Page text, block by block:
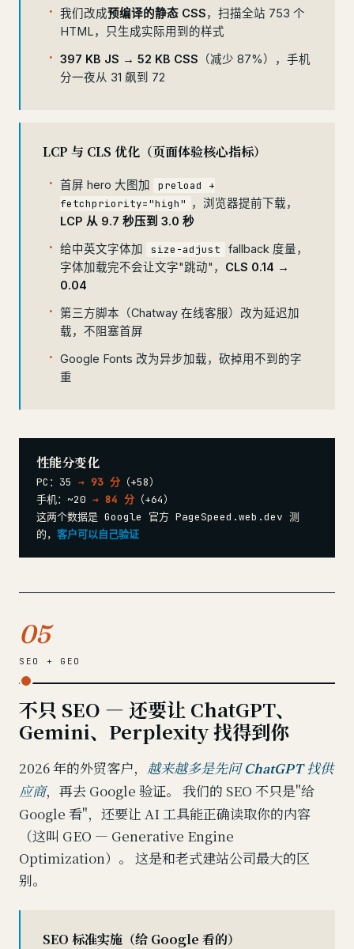
我们改成预编译的静态 CSS，扫描全站 753 个
HTML，只生成实际用到的样式
397 KB JS → 52 KB CSS （减少 87%），手机
分一夜从 31 飙到 72
LCP 与 CLS 优化（页面体验核心指标）
首屏 hero 大图加
preload +
fetchpriority="high" ，浏览器提前下载，
LCP 从 9.7 秒压到 3.0 秒
给中英文字体加 size-adjust
fallback 度量，
字体加载完不会让文字"跳动"， CLS 0.14 →
0.04
第三方脚本（Chatway 在线客服）改为延迟加
载，不阻塞首屏
Google Fonts 改为异步加载，砍掉用不到的字
重
性能分变化
PC：35 → 93 分 （+58）
手机：~20 → 84 分 （+64）
这两个数据是 Google 官方 PageSpeed.web.dev 测
的， 客户可以自己验证
05
SEO + GEO
不只 SEO — 还要让 ChatGPT、
Gemini、Perplexity 找得到你
2026 年的外贸客户，
越来越多是先问 ChatGPT 找供
应商，再去 Google 验证。 我们的 SEO 不只是"给
Google 看"，还要让 AI 工具能正确读取你的内容
（这叫 GEO — Generative Engine
Optimization）。 这是和老式建站公司最大的区
别。
SEO 标准实施（给 Google 看的）